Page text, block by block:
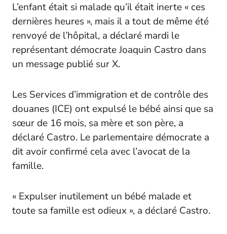
L’enfant était si malade qu’il était inerte « ces
dernières heures », mais il a tout de même été
renvoyé de l’hôpital, a déclaré mardi le
représentant démocrate Joaquin Castro dans
un message publié sur X.
Les Services d’immigration et de contrôle des
douanes (ICE) ont expulsé le bébé ainsi que sa
sœur de 16 mois, sa mère et son père, a
déclaré Castro. Le parlementaire démocrate a
dit avoir confirmé cela avec l’avocat de la
famille.
« Expulser inutilement un bébé malade et
toute sa famille est odieux », a déclaré Castro.